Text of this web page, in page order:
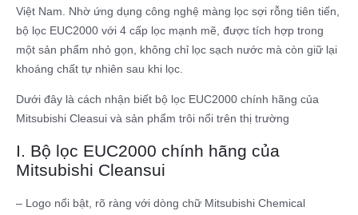
Việt Nam. Nhờ ứng dụng công nghệ màng lọc sợi rỗng tiên tiến,
bộ lọc EUC2000 với 4 cấp lọc mạnh mẽ, được tích hợp trong
một sản phẩm nhỏ gọn, không chỉ lọc sạch nước mà còn giữ lại
khoáng chất tự nhiên sau khi lọc.
Dưới đây là cách nhận biết bộ lọc EUC2000 chính hãng của
Mitsubishi Cleasui và sản phẩm trôi nổi trên thị trường
I. Bộ lọc EUC2000 chính hãng của
Mitsubishi Cleansui
– Logo nổi bật, rõ ràng với dòng chữ Mitsubishi Chemical